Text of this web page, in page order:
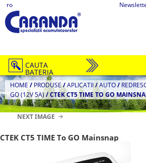
ro
CAUTA
BATERIA
HOME / PRODUSE/APLICATII/AUTO/
GO (12V 5A)/CTEK CT5 TIME TO GO
NEXT IMAGE
CTEK CT5 TIME To GO Mainsnap